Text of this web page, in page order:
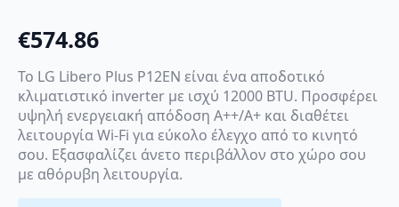
€574.86
Το LG Libero Plus P12EN είναι ένα αποδοτικό
κλιματιστικό inverter με ισχύ 12000 BTU. Προσφέρει
υψηλή ενεργειακή απόδοση A++/A+ και διαθέτει
λειτουργία Wi-Fi για εύκολο έλεγχο από το κινητό
σου. Εξασφαλίζει άνετο περιβάλλον στο χώρο σου
με αθόρυβη λειτουργία.